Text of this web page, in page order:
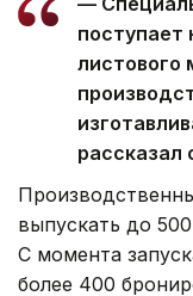
поступает
листового
рассказал
выпускать до
С момента
более 400